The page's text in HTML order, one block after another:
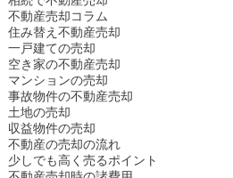
不動産売却コラム
住み替え不動産売却
一戸建ての売却
空き家の不動産売却
マンションの売却
事故物件の不動産売却
土地の売却
収益物件の売却
不動産の売却の流れ
少しでも高く売るポイント